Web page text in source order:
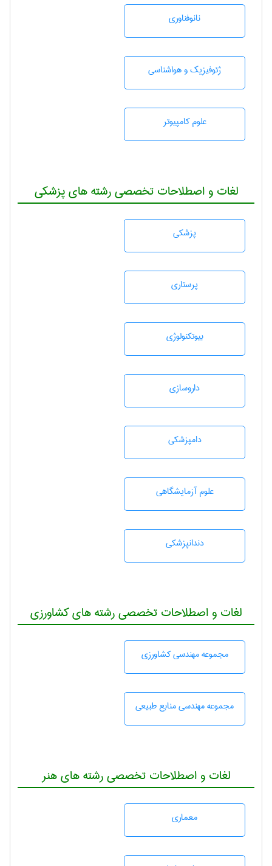
نانوفناوری
ژئوفيزيك و هواشناسی
علوم کامپیوتر
لغات و اصطلاحات تخصصی رشته های پزشکی
پزشكی
پرستاری
بيوتكنولوژی
داروسازی
دامپزشكی
علوم آزمايشگاهی
دندانپزشكی
لغات و اصطلاحات تخصصی رشته های کشاورزی
مجموعه مهندسی كشاورزی
مجموعه مهندسی منابع طبيعی
لغات و اصطلاحات تخصصی رشته های هنر
معماری